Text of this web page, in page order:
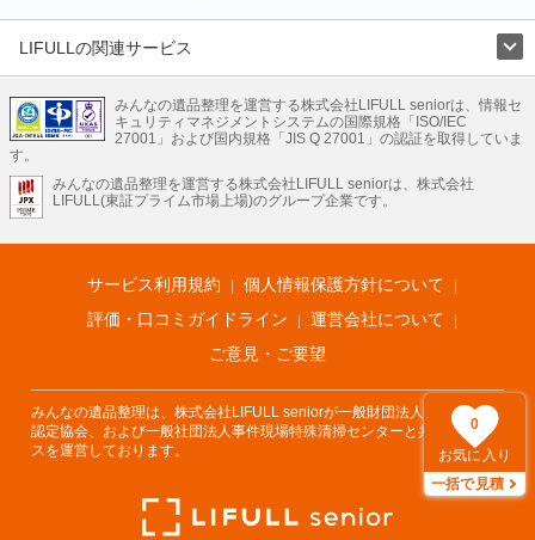
0
お気に入り
一括で見積
LIFULLの関連サービス
不動産・住宅
引越し 老人ホーム 地方創生
ママの就労支援
不動産クラウドファンディング 遺品整理 老後の暮らし情報
LIFULL HOME'Sのサービス
不動産・住宅
不動産査定 マンション専門売却査定 不動産投資 アドバイザー
不動産アーカイブ
空き家バンク 家賃相場 不動産会社
不動産用語集 住まいのお役立ち情報
LIFULL HOME'S PRESS
不動産転職
みんなの遺品整理を運営する株式会社LIFULL seniorは、情報セ
キュリティマネジメントシステムの国際規格「ISO/IEC
27001」および国内規格「JIS Q 27001」の認証を取得していま
す。
みんなの遺品整理を運営する株式会社LIFULL seniorは、株式会社
LIFULL(東証プライム市場上場)のグループ企業です。
サービス利用規約
個人情報保護方針について
評価・口コミガイドライン
運営会社について
ご意見・ご要望
みんなの遺品整理は、株式会社LIFULL seniorが一般財団法人遺品整理士
認定協会、および一般社団法人事件現場特殊清掃センターと共同でサービ
スを運営しております。